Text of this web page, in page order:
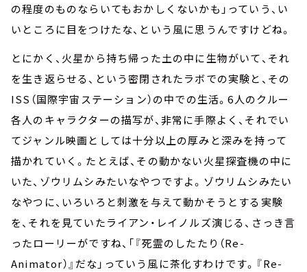
の程度のものならいてもおかしくないかも」っていう、い
いところに目をつけたな、という風に思うんですけどね。
とにかく、火星から持ち帰った土の中に生物がいて、それ
を生き返らせる、という密閉されたラボでの実験と、その
ISS（国際宇宙ステーション）の中での生活。6人のクルー
各人のキャラクターの描写が、非常に手際よく、それでい
てジャンル映画としては十分以上の厚みと深みを持って
描かれていく。たとえば、その動かない火星探査機の中に
いた、ゾウリムシみたいなやつですよ。ゾウリムシみたい
なやつに、いろいろと刺激を与えて動かそうとする実験
を、それを見ていたライアン・レイノルズ演じる、さっき言
ったローリーがですね、「『死霊のしたたり（Re-
Animator）』だな」っていう風に茶化すわけです。『Re-